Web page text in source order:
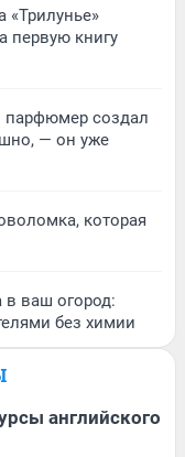
«Трилунье»
первую книгу
парфюмер создал
— он уже
которая
в ваш огород:
без химии
английского